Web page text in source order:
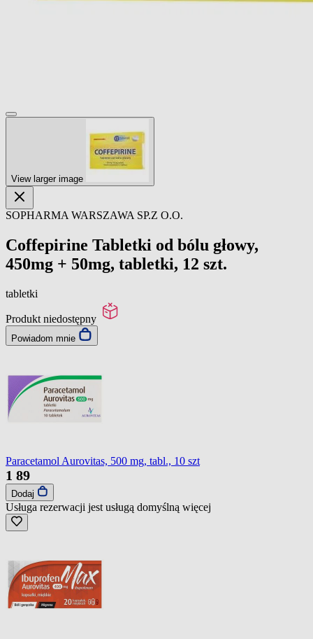
View larger image
SOPHARMA WARSZAWA SP.Z O.O.
Coffepirine Tabletki od bólu głowy,
450mg + 50mg, tabletki, 12 szt.
tabletki
Produkt niedostępny
Powiadom mnie
Paracetamol Aurovitas, 500 mg, tabl., 10 szt
1 89
Dodaj
Usługa rezerwacji jest usługą domyślną więcej